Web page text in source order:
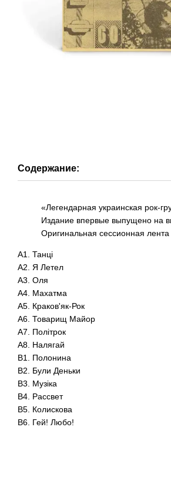
Содержание:
«Легендарная украинская рок-
Издание впервые выпущено на
Оригинальная сессионная
A1. Танці
A2. Я Летел
A3. Оля
A4. Махатма
A5. Краков'як-Рок
A6. Товарищ Майор
A7. Політрок
A8. Налягай
B1. Полонина
B2. Були Деньки
B3. Музіка
B4. Рассвет
B5. Колискова
B6. Гей! Любо!